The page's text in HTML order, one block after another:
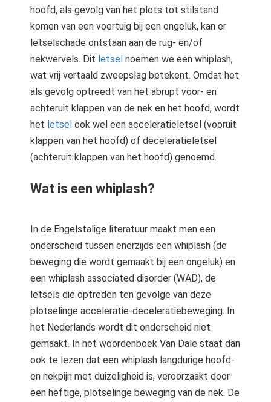
hoofd, als gevolg van het plots tot stilstand
komen van een voertuig bij een ongeluk, kan er
letselschade ontstaan aan de rug- en/of
nekwervels. Dit letsel noemen we een whiplash,
wat vrij vertaald zweepslag betekent. Omdat het
als gevolg optreedt van het abrupt voor- en
achteruit klappen van de nek en het hoofd, wordt
het letsel ook wel een acceleratieletsel (vooruit
klappen van het hoofd) of deceleratieletsel
(achteruit klappen van het hoofd) genoemd.
Wat is een whiplash?
In de Engelstalige literatuur maakt men een
onderscheid tussen enerzijds een whiplash (de
beweging die wordt gemaakt bij een ongeluk) en
een whiplash associated disorder (WAD), de
letsels die optreden ten gevolge van deze
plotselinge acceleratie-deceleratiebeweging. In
het Nederlands wordt dit onderscheid niet
gemaakt. In het woordenboek Van Dale staat dan
ook te lezen dat een whiplash langdurige hoofd-
en nekpijn met duizeligheid is, veroorzaakt door
een heftige, plotselinge beweging van de nek. De